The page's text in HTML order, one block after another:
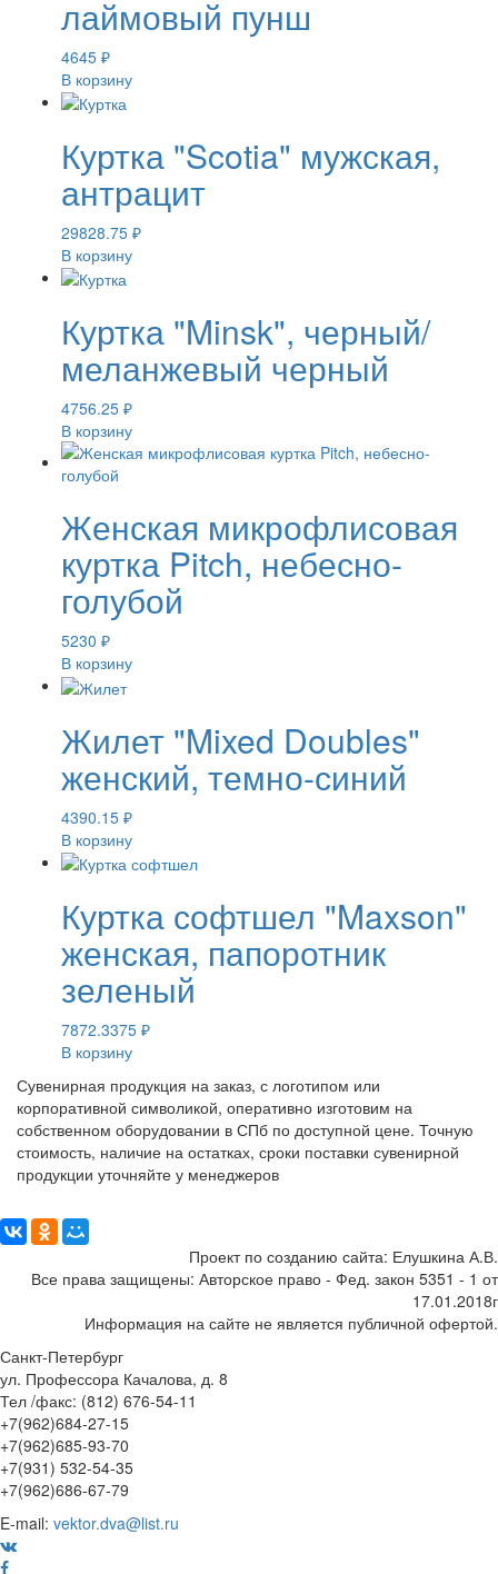
лаймовый пунш
4645 ₽
В корзину
Куртка "Scotia" мужская,
антрацит
29828.75 ₽
В корзину
Куртка "Minsk", черный/
меланжевый черный
4756.25 ₽
В корзину
Женская микрофлисовая
куртка Pitch, небесно-
голубой
5230 ₽
В корзину
Жилет "Mixed Doubles"
женский, темно-синий
4390.15 ₽
В корзину
Куртка софтшел "Maxson"
женская, папоротник
зеленый
7872.3375 ₽
В корзину
Сувенирная продукция на заказ, с логотипом или
корпоративной символикой, оперативно изготовим на
собственном оборудовании в СПб по доступной цене. Точную
стоимость, наличие на остатках, сроки поставки сувенирной
продукции уточняйте у менеджеров
Проект по созданию сайта: Елушкина А.В.
Все права защищены: Авторское право - Фед. закон 5351 - 1 от
17.01.2018г
Информация на сайте не является публичной офертой.
Санкт-Петербург
ул. Профессора Качалова, д. 8
Тел /факс: (812) 676-54-11
+7(962)684-27-15
+7(962)685-93-70
+7(931) 532-54-35
+7(962)686-67-79
E-mail: vektor.dva@list.ru